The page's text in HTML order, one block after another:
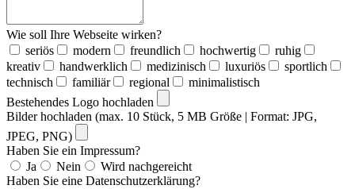
Wie soll Ihre Webseite wirken?
seriös
modern freundlich hochwertig
ruhig
kreativ
handwerklich medizinisch luxuriös
sportlich
technisch
familiär regional
minimalistisch
Bestehendes Logo hochladen
Bilder hochladen (max. 10 Stück, 5 MB Größe | Format: JPG,
JPEG, PNG)
Haben Sie ein Impressum?
Ja
Nein
Wird nachgereicht
Haben Sie eine Datenschutzerklärung?